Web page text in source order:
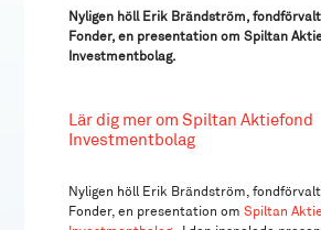
Nyligen höll Erik Brändström,
Fonder, en presentation om Spiltan
Investmentbolag.
Lär dig mer om Spiltan Aktiefond
Investmentbolag
Nyligen höll Erik Brändström,
Fonder, en presentation omSpiltan